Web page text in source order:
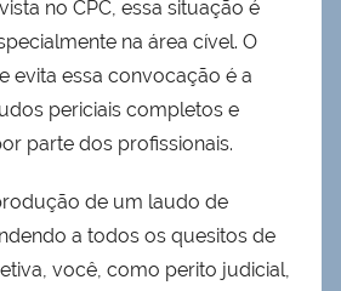
no CPC, essa situação é
na área cível. O
evita essa convocação é a
periciais completos e
parte dos profissionais.
de um laudo de
a todos os quesitos de
você, como perito judicial,